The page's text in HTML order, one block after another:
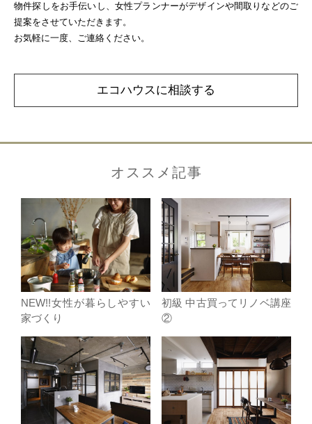
物件探しをお手伝いし、女性プランナーがデザインや間取りなどのご
提案をさせていただきます。
お気軽に一度、ご連絡ください。
エコハウスに相談する
オススメ記事
NEW!!女性が暮らしやすい
家づくり
初級 中古買ってリノベ講座
②